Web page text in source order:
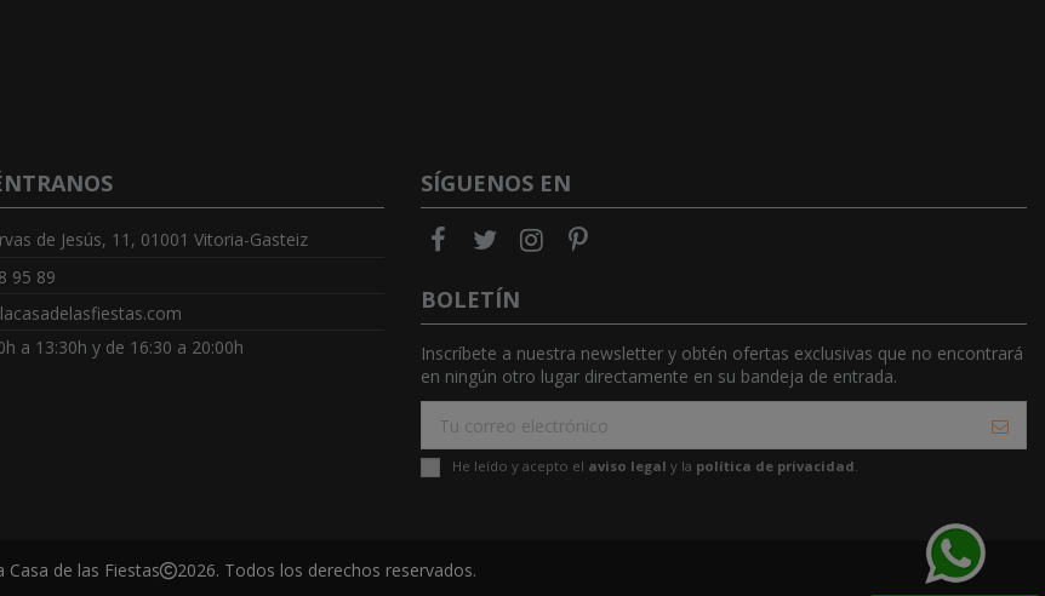
de Jesús, 11, 01001 Vitoria-Gasteiz
95 89
a 13:30h y de 16:30 a 20:00h
SÍGUENOS EN
BOLETÍN
Inscríbete a nuestra newsletter y obtén ofertas exclusivas que no encontrará
en ningún otro lugar directamente en su bandeja de entrada.
He leído y acepto el aviso legal y la política de privacidad.
Casa de las Fiestas
2026. Todos los derechos reservados.